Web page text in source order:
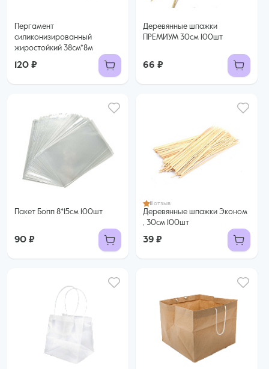
Пергамент
силиконизированный
жиростойкий 38см*8м
120 ₽
Деревянные шпажки
ПРЕМИУМ 30см 100шт
66 ₽
Пакет Бопп 8*15см 100шт
90 ₽
1 1 отзыв
Деревянные шпажки Эконом
, 30см 100шт
39 ₽